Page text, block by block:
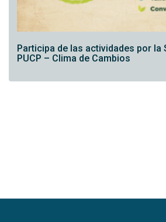
Participa de las actividades por la
PUCP – Clima de Cambios